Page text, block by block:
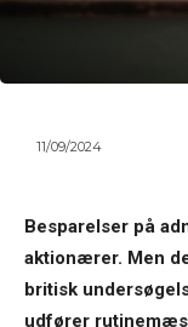
11/09/2024
Besparelser på
aktionærer. Men
britisk
udfører